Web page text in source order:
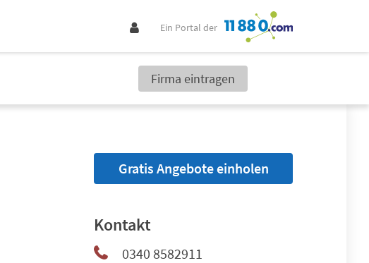
Ein Portal der
Firma eintragen
Gratis Angebote einholen
Kontakt
0340 8582911